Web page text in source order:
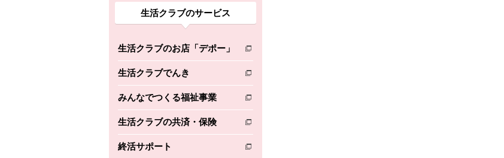
生活クラブのサービス
生活クラブのお店「デポー」
別のウィンドウで開きます。
生活クラブでんき
別のウィンドウで開きます。
みんなでつくる福祉事業
別のウィンドウで開きます。
生活クラブの共済・保険
別のウィンドウで開きます。
終活サポート
別のウィンドウで開きます。